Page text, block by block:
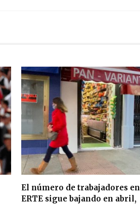
El número de trabajadores en
ERTE sigue bajando en abril,